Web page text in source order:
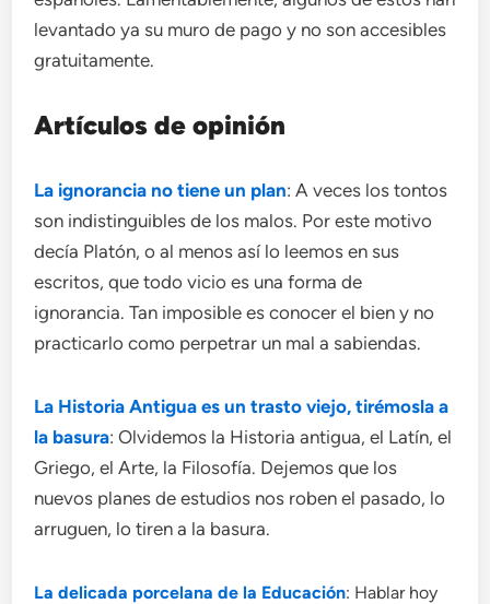
levantado ya su muro de pago y no son accesibles
gratuitamente.
Artículos de opinión
La ignorancia no tiene un plan: A veces los tontos
son indistinguibles de los malos. Por este motivo
decía Platón, o al menos así lo leemos en sus
escritos, que todo vicio es una forma de
ignorancia. Tan imposible es conocer el bien y no
practicarlo como perpetrar un mal a sabiendas.
La Historia Antigua es un trasto viejo, tirémosla a
la basura: Olvidemos la Historia antigua, el Latín, el
Griego, el Arte, la Filosofía. Dejemos que los
nuevos planes de estudios nos roben el pasado, lo
arruguen, lo tiren a la basura.
La delicada porcelana de la Educación: Hablar hoy